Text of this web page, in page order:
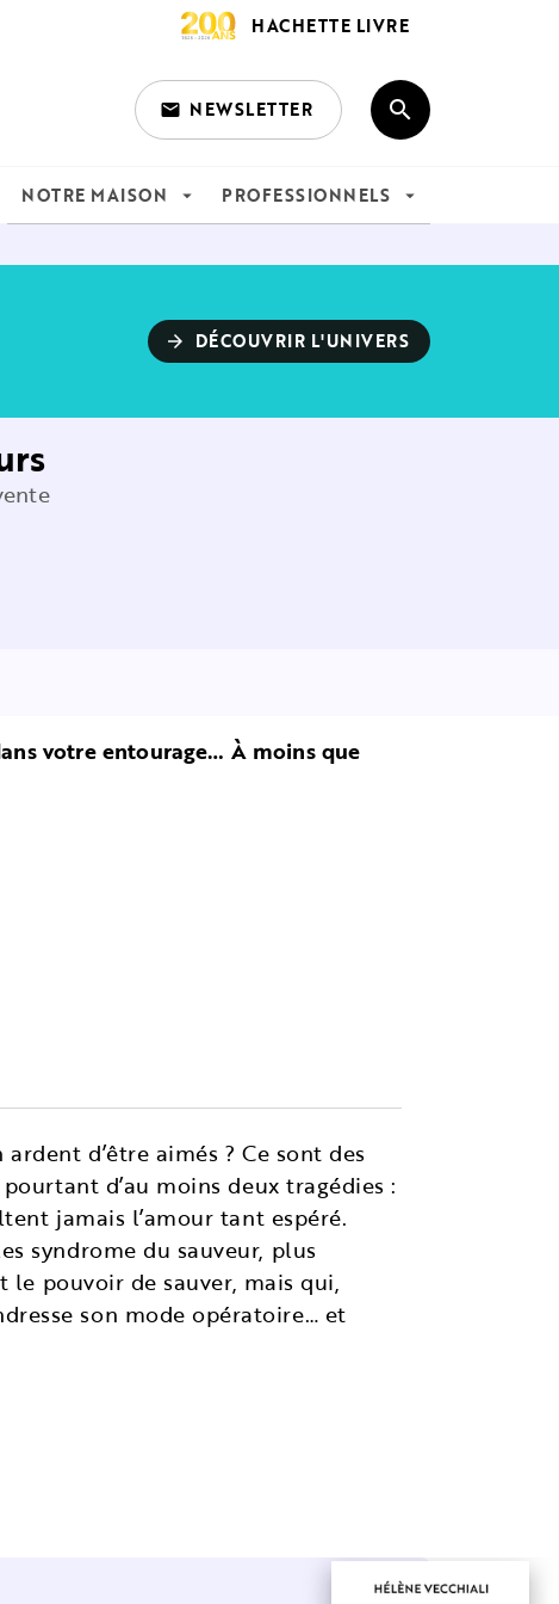
HACHETTE LIVRE
email NEWSLETTER search
NOTRE MAISON arrow_drop_down PROFESSIONNELS arrow_drop_down
arrow_forward DÉCOUVRIR L'UNIVERS
votre entourage… À moins que
d’être aimés ? Ce sont des
d’au moins deux tragédies :
jamais l’amour tant espéré.
syndrome du sauveur, plus
pouvoir de sauver, mais qui,
son mode opératoire… et